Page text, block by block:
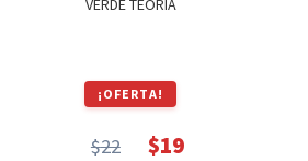
VERDE TEORIA
¡OFERTA!
$22 $19